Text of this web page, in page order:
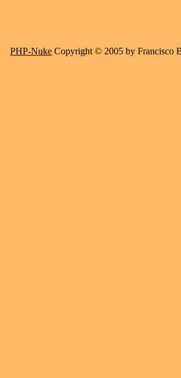
PHP-Nuke Copyright © 2005 by Francisco